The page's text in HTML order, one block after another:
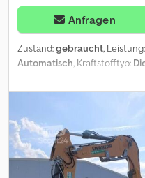
Anfragen
Zustand:gebraucht, Leistung:
Automatisch, Kraftstofftyp:
, = Weitere
Acmsr - Zentralschmierung =
Litronic Baujahr 2011
zul. Gesamtgewicht: 13500 kg
Motorleistung 68 KW
Schwenkschaufel = Weitere
Zylinderzahl: 4 Leergewicht: